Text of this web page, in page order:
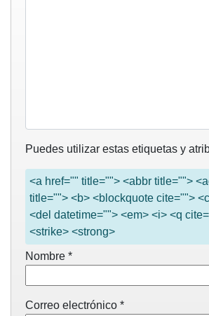
Puedes utilizar estas etiquetas y
<a href="" title=""> <abbr title="">
title=""> <b> <blockquote cite="">
<del datetime=""> <em> <i> <q
<strike> <strong>
Nombre *
Correo electrónico *